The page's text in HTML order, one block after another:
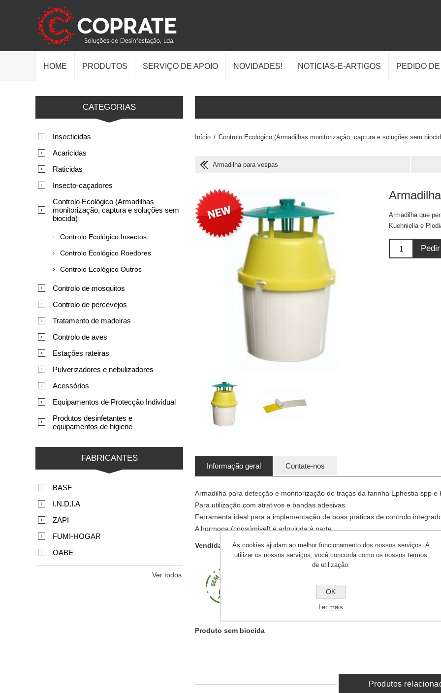
HOME PRODUTOS SERVIÇO DE APOIO NOVIDADES! NOTICIAS-E-ARTIGOS PEDIDO
Início / Controlo Ecológico (Armadilhas monitorização, captura e soluções sem
Armadilha para vespas
Armadilha que
Kuehniella e
Informação geral Contate-nos
Armadilha para detecção e monitorização de traças da farinha Ephestia spp e
Para utilização com atrativos e bandas adesivas.
Ferramenta ideal para a implementação de boas práticas de controlo
A hormona (consúmivel) é adquirida á parte.
Vendida em embalagens de 1 unidade
Produto sem biocida
Produtos
CATEGORIAS
Insecticidas
Acaricidas
Raticidas
Insecto-caçadores
Controlo Ecológico (Armadilhas
monitorização, captura e soluções sem
biocida)
Controlo Ecológico Insectos
Controlo Ecológico Roedores
Controlo Ecológico Outros
Controlo de mosquitos
Controlo de percevejos
Tratamento de madeiras
Controlo de aves
Estações rateiras
Pulverizadores e nebulizadores
Acessórios
Equipamentos de Protecção Individual
Produtos desinfetantes e
equipamentos de higiene
FABRICANTES
BASF
I.N.D.I.A
ZAPI
FUMI-HOGAR
OABE
Ver todos
As cookies ajudam ao melhor funcionamento dos nossos serviços. A
utilizar os nossos serviços, você concorda como os nossos termos
de utilização.
OK
Ler mais